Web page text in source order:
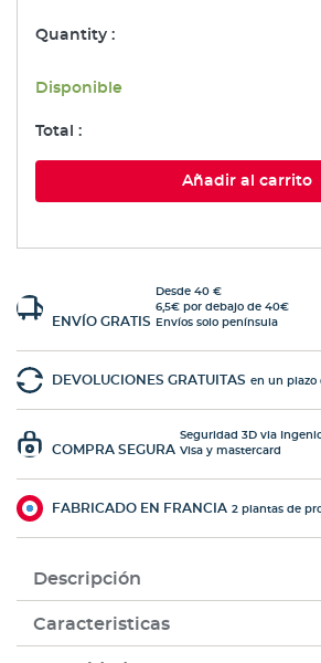
Quantity :
Disponible
Total :
Añadir al carrito
ENVÍO GRATIS
Desde 40 €
6,5€ por debajo de 40€
Envíos solo península
DEVOLUCIONES GRATUITAS en un plazo
COMPRA SEGURA
Seguridad 3D via
Visa y mastercard
FABRICADO EN FRANCIA 2 plantas de
Descripción
Caracteristicas